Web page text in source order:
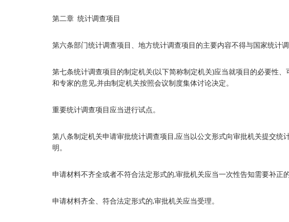
第二章 统计调查项目
第六条部门统计调查项目、地方统计调查项目的主要内容不得与国家统计
第七条统计调查项目的制定机关(以下简称制定机关)应当就项目的必要性
和专家的意见,并由制定机关按照会议制度集体讨论决定。
重要统计调查项目应当进行试点。
第八条制定机关申请审批统计调查项目,应当以公文形式向审批机关提交
明。
申请材料不齐全或者不符合法定形式的,审批机关应当一次性告知需要补正
申请材料齐全、符合法定形式的,审批机关应当受理。